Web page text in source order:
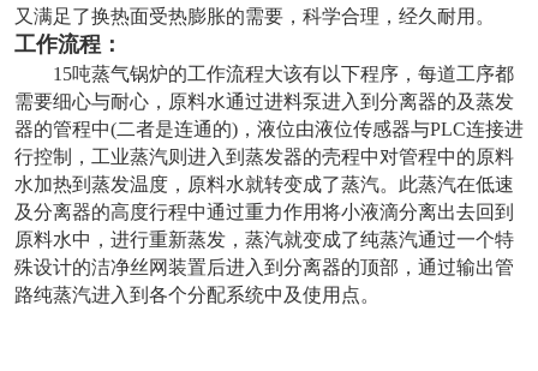
又满足了换热面受热膨胀的需要，科学合理，经久耐用。
工作流程：
15吨蒸气锅炉的工作流程大该有以下程序，每道工序都
需要细心与耐心，原料水通过进料泵进入到分离器的及蒸发
器的管程中(二者是连通的)，液位由液位传感器与PLC连接进
行控制，工业蒸汽则进入到蒸发器的壳程中对管程中的原料
水加热到蒸发温度，原料水就转变成了蒸汽。此蒸汽在低速
及分离器的高度行程中通过重力作用将小液滴分离出去回到
原料水中，进行重新蒸发，蒸汽就变成了纯蒸汽通过一个特
殊设计的洁净丝网装置后进入到分离器的顶部，通过输出管
路纯蒸汽进入到各个分配系统中及使用点。